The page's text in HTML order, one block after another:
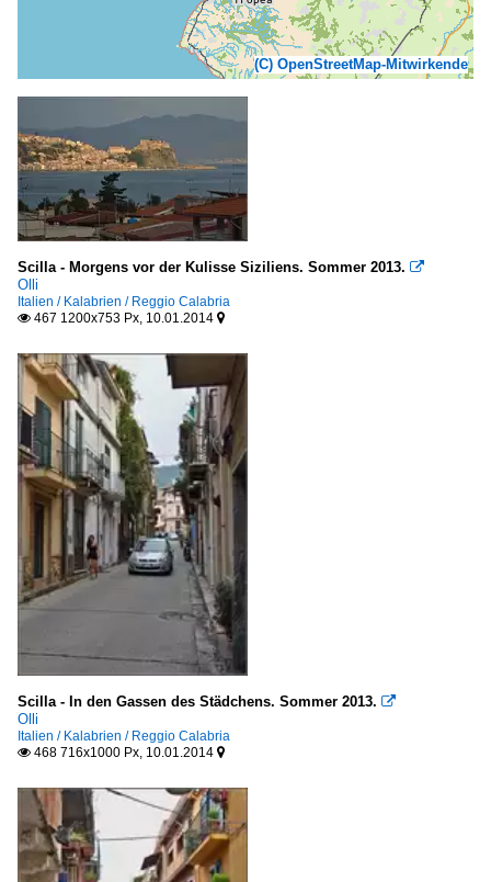
(C) OpenStreetMap-Mitwirkende
Scilla - Morgens vor der Kulisse Siziliens. Sommer 2013. 
Olli
Italien / Kalabrien / Reggio Calabria
 467 1200x753 Px, 10.01.2014 
Scilla - In den Gassen des Städchens. Sommer 2013. 
Olli
Italien / Kalabrien / Reggio Calabria
 468 716x1000 Px, 10.01.2014 